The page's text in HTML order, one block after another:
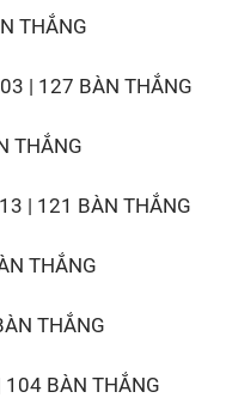
THẮNG
| 127 BÀN THẮNG
THẮNG
| 121 BÀN THẮNG
THẮNG
THẮNG
104 BÀN THẮNG